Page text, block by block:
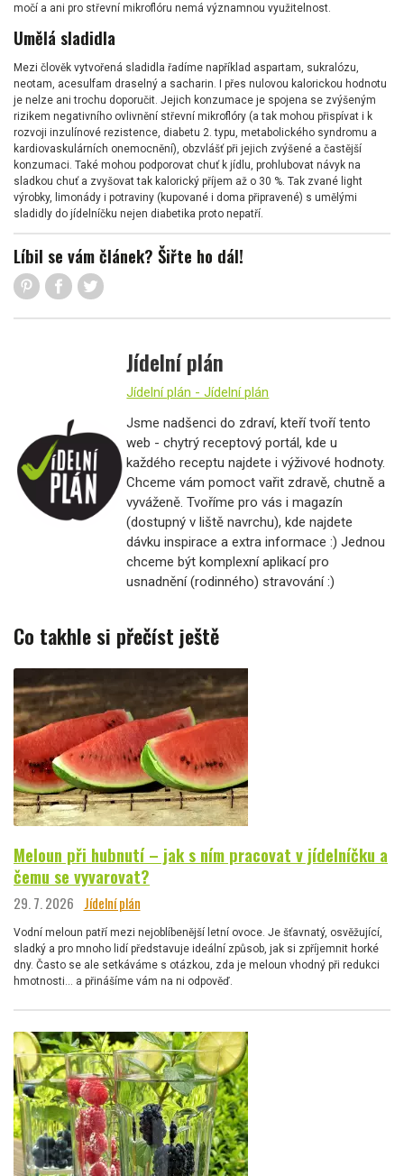
močí a ani pro střevní mikroflóru nemá významnou využitelnost.
Umělá sladidla
Mezi člověk vytvořená sladidla řadíme například aspartam, sukralózu,
neotam, acesulfam draselný a sacharin. I přes nulovou kalorickou hodnotu
je nelze ani trochu doporučit. Jejich konzumace je spojena se zvýšeným
rizikem negativního ovlivnění střevní mikroflóry (a tak mohou přispívat i k
rozvoji inzulínové rezistence, diabetu 2. typu, metabolického syndromu a
kardiovaskulárních onemocnění), obzvlášť při jejich zvýšené a častější
konzumaci. Také mohou podporovat chuť k jídlu, prohlubovat návyk na
sladkou chuť a zvyšovat tak kalorický příjem až o 30 %. Tak zvané light
výrobky, limonády i potraviny (kupované i doma připravené) s umělými
sladidly do jídelníčku nejen diabetika proto nepatří.
Líbil se vám článek? Šiřte ho dál!
Jídelní plán
Jídelní plán - Jídelní plán
Jsme nadšenci do zdraví, kteří tvoří tento
web - chytrý receptový portál, kde u
každého receptu najdete i výživové hodnoty.
Chceme vám pomoct vařit zdravě, chutně a
vyváženě. Tvoříme pro vás i magazín
(dostupný v liště navrchu), kde najdete
dávku inspirace a extra informace :) Jednou
chceme být komplexní aplikací pro
usnadnění (rodinného) stravování :)
Co takhle si přečíst ještě
Meloun při hubnutí – jak s ním pracovat v jídelníčku a
čemu se vyvarovat?
29. 7. 2026 Jídelní plán
Vodní meloun patří mezi nejoblíbenější letní ovoce. Je šťavnatý, osvěžující,
sladký a pro mnoho lidí představuje ideální způsob, jak si zpříjemnit horké
dny. Často se ale setkáváme s otázkou, zda je meloun vhodný při redukci
hmotnosti… a přinášíme vám na ni odpověď.